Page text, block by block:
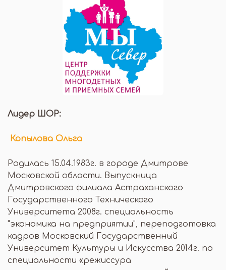
Лидер ШОР:
Копылова Ольга
Родилась 15.04.1983г. в городе Дмитрове
Московской области. Выпускница
Дмитровского филиала Астраханского
Государственного Технического
Университета 2008г. специальность
"экономика на предприятии", переподготовка
кадров Московский Государственный
Университет Культуры и Искусства 2014г. по
специальности «режиссура